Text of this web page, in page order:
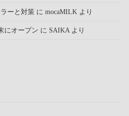
ーと対策 に mocaMILK より
にオープン に SAIKAより